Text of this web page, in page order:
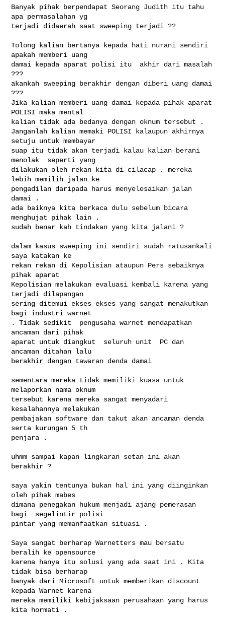
Banyak pihak berpendapat Seorang Judith itu tahu
apa permasalahan yg
terjadi didaerah saat sweeping terjadi ??
Tolong kalian bertanya kepada hati nurani sendiri
apakah memberi uang
damai kepada aparat polisi itu  akhir dari masalah
???
akankah sweeping berakhir dengan diberi uang damai
???
Jika kalian memberi uang damai kepada pihak aparat
POLISI maka mental
kalian tidak ada bedanya dengan oknum tersebut .
Janganlah kalian memaki POLISI kalaupun akhirnya
setuju untuk membayar
suap itu tidak akan terjadi kalau kalian berani
menolak  seperti yang
dilakukan oleh rekan kita di cilacap . mereka
lebih memilih jalan ke
pengadilan daripada harus menyelesaikan jalan
damai .
ada baiknya kita berkaca dulu sebelum bicara
menghujat pihak lain .
sudah benar kah tindakan yang kita jalani ?
dalam kasus sweeping ini sendiri sudah ratusankali
saya katakan ke
rekan rekan di Kepolisian ataupun Pers sebaiknya
pihak aparat
Kepolisian melakukan evaluasi kembali karena yang
terjadi dilapangan
sering ditemui ekses ekses yang sangat menakutkan
bagi industri warnet
. Tidak sedikit  pengusaha warnet mendapatkan
ancaman dari pihak
aparat untuk diangkut  seluruh unit  PC dan
ancaman ditahan lalu
berakhir dengan tawaran denda damai
sementara mereka tidak memiliki kuasa untuk
melaporkan nama oknum
tersebut karena mereka sangat menyadari
kesalahannya melakukan
pembajakan software dan takut akan ancaman denda
serta kurungan 5 th
penjara .
uhmm sampai kapan lingkaran setan ini akan
berakhir ?
saya yakin tentunya bukan hal ini yang diinginkan
oleh pihak mabes
dimana penegakan hukum menjadi ajang pemerasan
bagi  segelintir polisi
pintar yang memanfaatkan situasi .
Saya sangat berharap Warnetters mau bersatu
beralih ke opensource
karena hanya itu solusi yang ada saat ini . Kita
tidak bisa berharap
banyak dari Microsoft untuk memberikan discount
kepada Warnet karena
mereka memiliki kebijaksaan perusahaan yang harus
kita hormati .